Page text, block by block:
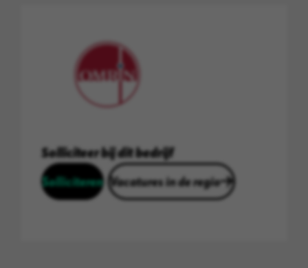
Solliciteer bij dit bedrijf
Solliciteren Vacatures in de regio